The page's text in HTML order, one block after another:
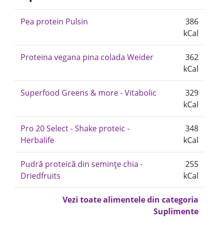
Pea protein Pulsin
386
kCal
Proteina vegana pina colada Weider
362
kCal
Superfood Greens & more - Vitabolic
329
kCal
Pro 20 Select - Shake proteic -
Herbalife
348
kCal
Pudrǎ proteicǎ din semințe chia -
Driedfruits
255
kCal
Vezi toate alimentele din categoria
Suplimente